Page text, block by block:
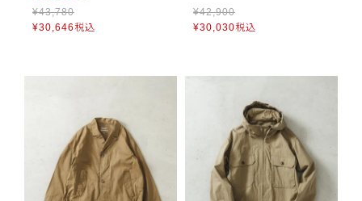
¥43,780
¥30,646税込
¥42,900
¥30,030税込